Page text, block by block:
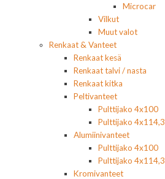
Microcar
Vilkut
Muut valot
Renkaat & Vanteet
Renkaat kesä
Renkaat talvi / nasta
Renkaat kitka
Peltivanteet
Pulttijako 4x100
Pulttijako 4x114,3
Alumiinivanteet
Pulttijako 4x100
Pulttijako 4x114,3
Kromivanteet